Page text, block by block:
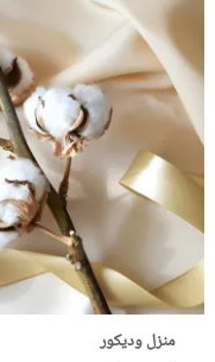
منزل وديكور